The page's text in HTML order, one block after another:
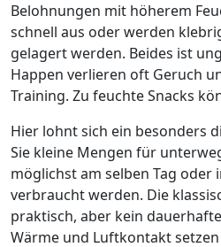
Belohnungen mit höherem
schnell aus oder werden
gelagert werden. Beides ist
Happen verlieren oft Geruch
Training. Zu feuchte Snacks
Hier lohnt sich ein besonders
Sie kleine Mengen für
möglichst am selben Tag oder
verbraucht werden. Die
praktisch, aber kein
Wärme und Luftkontakt setzen